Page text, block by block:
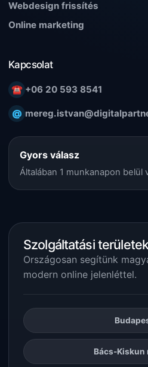
Webdesign frissítés
Online marketing
Kapcsolat
☎ +06 20 593 8541
@
Gyors válasz
Általában 1 munkanapon belül
Szolgáltatási
Országosan segítünk
modern online jelenléttel.
Bács-Kiskun